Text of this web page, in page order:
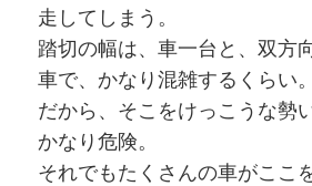
走してしまう。
踏切の幅は、車一台と、双方
車で、かなり混雑するくらい。
だから、そこをけっこうな勢
かなり危険。
それでもたくさんの車がここ